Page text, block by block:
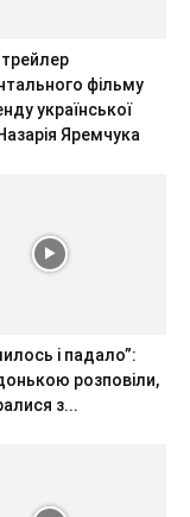
фільму
української
Яремчука
і падало”:
розповіли,
з...